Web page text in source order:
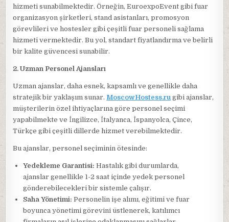
hizmeti sunabilmektedir. Örneğin, EuroexpoEvent gibi fuar
organizasyon şirketleri, stand asistanları, promosyon
görevlileri ve hostesler gibi çeşitli fuar personeli sağlama
hizmeti vermektedir. Bu yol, standart fiyatlandırma ve belirli
bir kalite güvencesi sunabilir.
2. Uzman Personel Ajansları
Uzman ajanslar, daha esnek, kapsamlı ve genellikle daha
stratejik bir yaklaşım sunar. MoscowHostess.ru gibi ajanslar,
müşterilerin özel ihtiyaçlarına göre personel seçimi
yapabilmekte ve İngilizce, İtalyanca, İspanyolca, Çince,
Türkçe gibi çeşitli dillerde hizmet verebilmektedir.
Bu ajanslar, personel seçiminin ötesinde:
Yedekleme Garantisi: Hastalık gibi durumlarda,
ajanslar genellikle 1-2 saat içinde yedek personel
gönderebilecekleri bir sistemle çalışır.
Saha Yönetimi: Personelin işe alımı, eğitimi ve fuar
boyunca yönetimi görevini üstlenerek, katılımcı